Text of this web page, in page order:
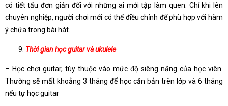
có tiết tấu đơn giản đối với những ai mới tập làm quen. Chỉ khi lên
chuyên nghiệp, người chơi mới có thể điều chỉnh để phù hợp với hàm
ý chứa trong bài hát.
Thời gian học guitar và ukulele
– Học chơi guitar, tùy thuộc vào mức độ siêng năng của học viên.
Thường sẽ mất khoảng 3 tháng để học căn bản trên lớp và 6 tháng
nếu tự học guitar